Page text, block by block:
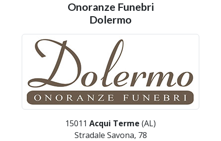
Onoranze Funebri
Dolermo
15011 Acqui Terme (AL)
Stradale Savona, 78